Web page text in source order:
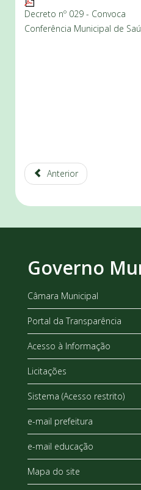
Decreto nº 029 - Convoca
Conferência Municipal de
Anterior
Governo
Câmara Municipal
Portal da Transparência
Acesso à Informação
Licitações
Sistema (Acesso restrito)
e-mail prefeitura
e-mail educação
Mapa do site